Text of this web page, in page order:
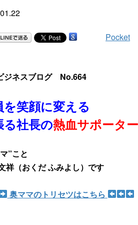
Pocket
ジネスブログ No.664
を笑顔に変える
る社長の熱血サポーター
”こと
祥（おくだ ふみよし）です
奥ママのトリセツはこちら